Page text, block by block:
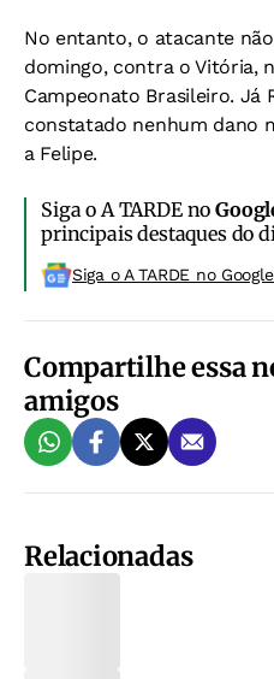
No entanto, o atacante
domingo, contra o Vitória,
Campeonato Brasileiro. Já
constatado nenhum dano
a Felipe.
Siga o A TARDE no
principais destaques do
Siga o A TARDE no
Compartilhe essa
amigos
Relacionadas